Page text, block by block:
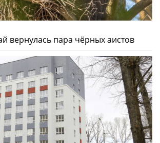
вернулась пара чёрных аистов